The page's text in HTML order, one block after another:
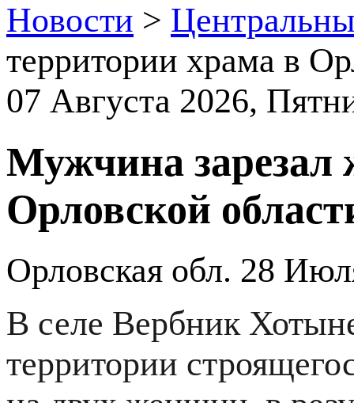
Новости >
территории храма в
07 Августа 2026,
Мужчина зарезал
Орловской
Орловская обл. 28
В селе Вербник
территории